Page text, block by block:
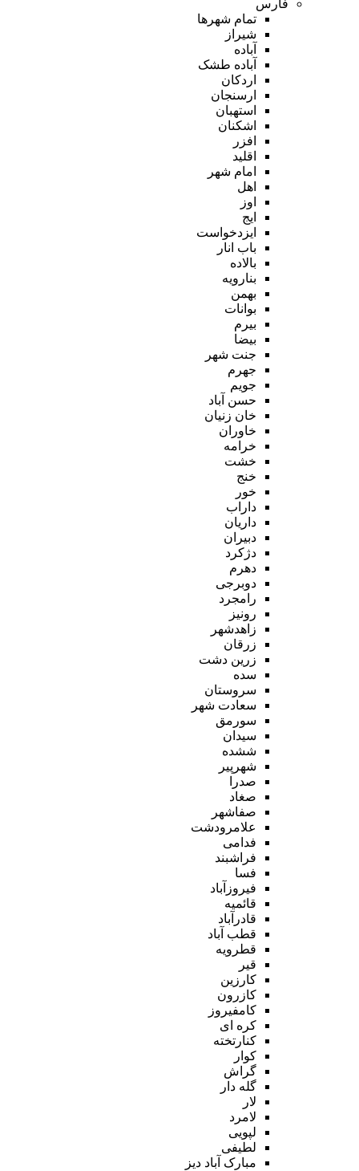
فارس
تمام شهر‌ها
شیراز
آباده
آباده طشک
اردکان
ارسنجان
استهبان
اشکنان
افزر
اقلید
امام شهر
اهل
اوز
ایج
ایزدخواست
باب انار
بالاده
بنارویه
بهمن
بوانات
بیرم
بیضا
جنت شهر
جهرم
جویم
حسن آباد
خان زنیان
خاوران
خرامه
خشت
خنج
خور
داراب
داریان
دبیران
دژکرد
دهرم
دوبرجی
رامجرد
رونیز
زاهدشهر
زرقان
زرین دشت
سده
سروستان
سعادت شهر
سورمق
سیدان
ششده
شهرپیر
صدرا
صغاد
صفاشهر
علامرودشت
فدامی
فراشبند
فسا
فیروزآباد
قائمیه
قادرآباد
قطب آباد
قطرویه
قیر
کارزین
کازرون
کامفیروز
کره ای
کنارتخته
کوار
گراش
گله دار
لار
لامرد
لپویی
لطیفی
مبارک آباد دیز